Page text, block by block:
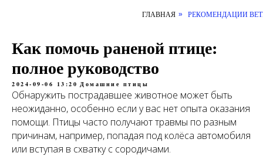
ГЛАВНАЯ » РЕКОМЕНДАЦИИ
Как помочь раненой птице:
полное руководство
2024-09-06 13:20 Домашние птицы
Обнаружить пострадавшее животное может быть
неожиданно, особенно если у вас нет опыта оказания
помощи. Птицы часто получают травмы по разным
причинам, например, попадая под колёса автомобиля
или вступая в схватку с сородичами.